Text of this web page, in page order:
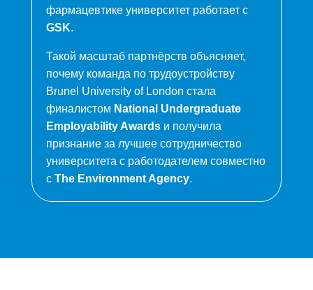
фармацевтике университет работает с
GSK.
Такой масштаб партнёрств объясняет,
почему команда по трудоустройству
Brunel University of London стала
финалистом National Undergraduate
Employability Awardsи получила
признание за лучшее сотрудничество
университета с работодателем совместно
с The Environment Agency.